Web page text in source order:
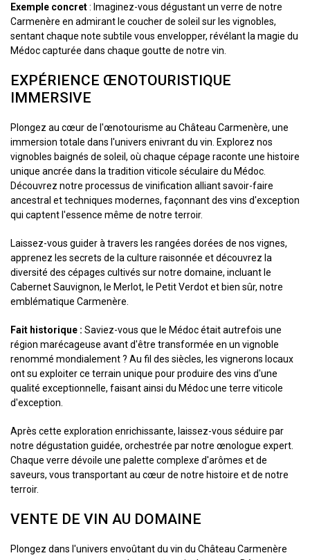
Exemple concret: Imaginez-vous dégustant un verre de notre
Carmenère en admirant le coucher de soleil sur les vignobles,
sentant chaque note subtile vous envelopper, révélant la magie du
Médoc capturée dans chaque goutte de notre vin.
EXPÉRIENCE ŒNOTOURISTIQUE
IMMERSIVE
Plongez au cœur de l'œnotourisme au Château Carmenère, une
immersion totale dans l'univers enivrant du vin. Explorez nos
vignobles baignés de soleil, où chaque cépage raconte une histoire
unique ancrée dans la tradition viticole séculaire du Médoc.
Découvrez notre processus de vinification alliant savoir-faire
ancestral et techniques modernes, façonnant des vins d'exception
qui captent l'essence même de notre terroir.
Laissez-vous guider à travers les rangées dorées de nos vignes,
apprenez les secrets de la culture raisonnée et découvrez la
diversité des cépages cultivés sur notre domaine, incluant le
Cabernet Sauvignon, le Merlot, le Petit Verdot et bien sûr, notre
emblématique Carmenère.
Fait historique : Saviez-vous que le Médoc était autrefois une
région marécageuse avant d'être transformée en un vignoble
renommé mondialement ? Au fil des siècles, les vignerons locaux
ont su exploiter ce terrain unique pour produire des vins d'une
qualité exceptionnelle, faisant ainsi du Médoc une terre viticole
d'exception.
Après cette exploration enrichissante, laissez-vous séduire par
notre dégustation guidée, orchestrée par notre œnologue expert.
Chaque verre dévoile une palette complexe d'arômes et de
saveurs, vous transportant au cœur de notre histoire et de notre
terroir.
VENTE DE VIN AU DOMAINE
Plongez dans l'univers envoûtant du vin du Château Carmenère